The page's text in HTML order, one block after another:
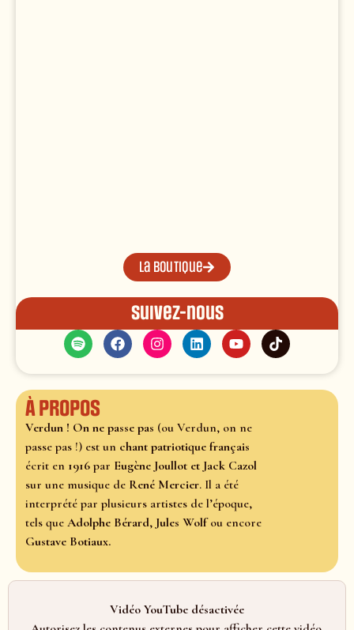
La boutique
Suivez-nous
À propos
Verdun ! On ne passe pas (ou Verdun, on ne
passe pas !) est un chant patriotique français
écrit en 1916 par Eugène Joullot et Jack Cazol
sur une musique de René Mercier. Il a été
interprété par plusieurs artistes de l’époque,
tels que Adolphe Bérard, Jules Wolfou encore
Gustave Botiaux.
Vidéo YouTube désactivée